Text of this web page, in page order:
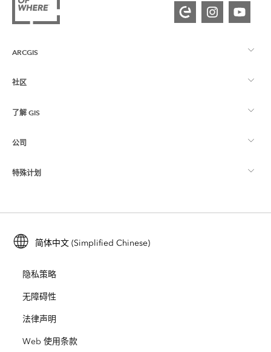
ARCGIS
ArcGIS 概览
制图
Esri Store
社区
Esri 社区
ArcGIS 博客
Esri 年轻专家关系网
了解 GIS
什么是 GIS？
位置智能
培训
ArcUser
ArcNews
ArcWatch
公司
关于 Esri
招贤纳士
开放视野
业务行为准则
特殊计划
ArcGIS for Student Use
保护
教育
简体中文 (Simplified Chinese)
隐私策略
无障碍性
法律声明
Web 使用条款